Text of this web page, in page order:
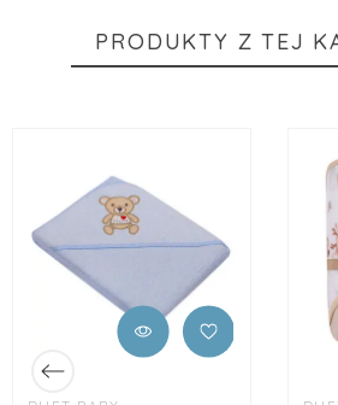
PRODUKTY Z TEJ